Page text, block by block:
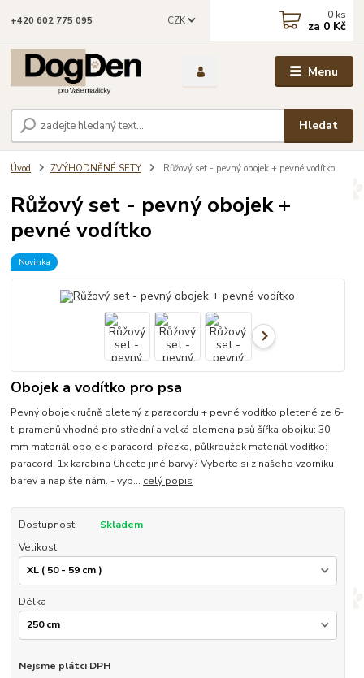
Menu
CZK
Hledat
+420 602 775 095 0 ks
za 0 Kč
Úvod ZVÝHODNĚNÉ SETY Růžový set - pevný obojek + pevné vodítko
Růžový set - pevný obojek +
pevné vodítko
Novinka
Obojek a vodítko pro psa
Pevný obojek ručně pletený z paracordu + pevné vodítko pletené ze 6-
ti pramenů vhodné pro střední a velká plemena psů šířka obojku: 30
mm materiál obojek: paracord, přezka, půlkroužek materiál vodítko:
paracord, 1x karabina Chcete jiné barvy? Vyberte si z našeho vzorníku
barev a napište nám. - vyb... celý popis
Dostupnost
Skladem
Velikost
Délka
Nejsme plátci DPH